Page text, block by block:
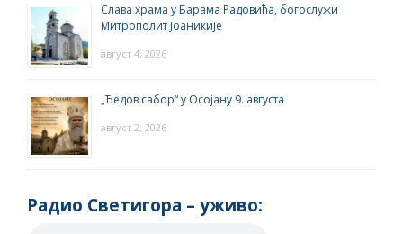
Слава храма у Барама Радовића, богослужи
Митрополит Јоаникије
август 4, 2026
„Ђедов сабор“ у Осојану 9. августа
август 2, 2026
Радио Светигора – yживо: